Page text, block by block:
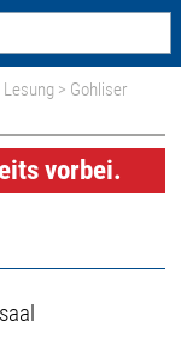
> Gohliser
vorbei.